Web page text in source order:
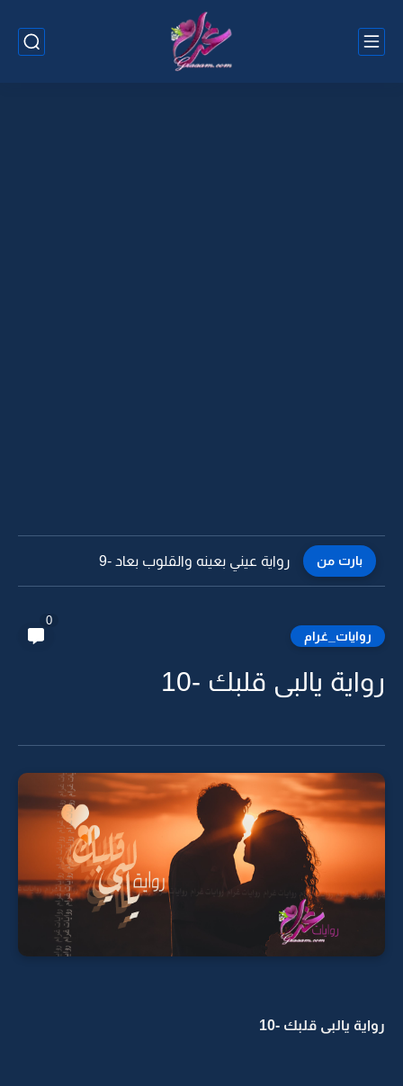
بارت من رواية عيني بعينه والقلوب بعاد -8
روايات_غرام
0
رواية يالبى قلبك -10
رواية يالبى قلبك -10